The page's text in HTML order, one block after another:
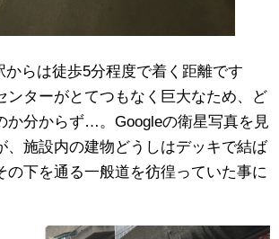
からは徒歩5分程度で着く距離です
ンターがとてつもなく巨大なため、ど
か分からず…。Googleの衛星写真を見
、施設内の建物どうしはデッキで結ば
の下を通る一般道を彷徨っていた事に